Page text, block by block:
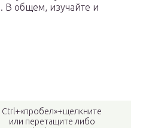
В общем, изучайте и
Сtrl+«пробел»+щелкните
или перетащите либо